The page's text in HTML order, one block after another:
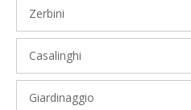
Zerbini
Casalinghi
Giardinaggio